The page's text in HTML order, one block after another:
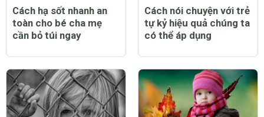
Cách hạ sốt nhanh an
toàn cho bé cha mẹ
cần bỏ túi ngay
Cách nói chuyện với trẻ
tự kỷ hiệu quả chúng ta
có thể áp dụng